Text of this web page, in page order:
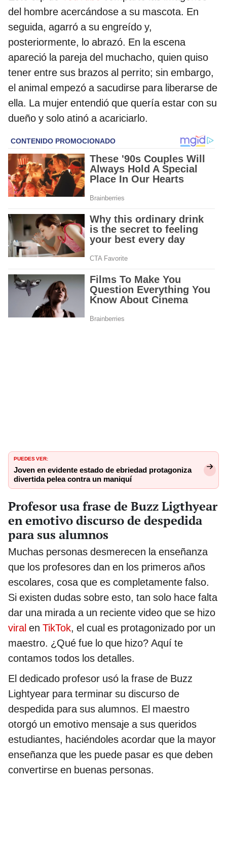
del hombre acercándose a su mascota. En
seguida, agarró a su engreído y,
posteriormente, lo abrazó. En la escena
apareció la pareja del muchacho, quien quiso
tener entre sus brazos al perrito; sin embargo,
el animal empezó a sacudirse para liberarse de
ella. La mujer entendió que quería estar con su
dueño y solo atinó a acariciarlo.
PUEDES VER:
Joven en evidente estado de ebriedad protagoniza
divertida pelea contra un maniquí
Profesor usa frase de Buzz Ligthyear
en emotivo discurso de despedida
para sus alumnos
Muchas personas desmerecen la enseñanza
que los profesores dan en los primeros años
escolares, cosa que es completamente falso.
Si existen dudas sobre esto, tan solo hace falta
dar una mirada a un reciente video que se hizo
viral en TikTok, el cual es protagonizado por un
maestro. ¿Qué fue lo que hizo? Aquí te
contamos todos los detalles.
El dedicado profesor usó la frase de Buzz
Lightyear para terminar su discurso de
despedida para sus alumnos. El maestro
otorgó un emotivo mensaje a sus queridos
estudiantes, haciéndoles acordar que la mayor
enseñanza que les puede pasar es que deben
convertirse en buenas personas.